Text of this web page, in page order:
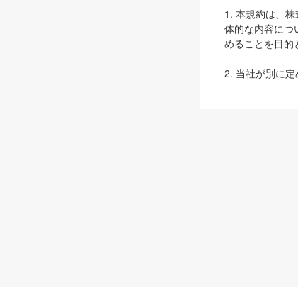
1. 本規約は、
体的な内容につ
めることを目的
2. 当社が別に定
は、本規約の
1. 「本サービ
みます）及び
「SEBook」